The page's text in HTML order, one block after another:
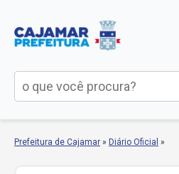
Prefeitura de Cajamar » Diário Oficial »